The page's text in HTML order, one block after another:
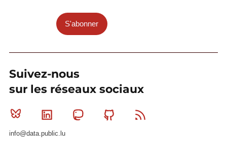
S'abonner
Suivez-nous
sur les réseaux sociaux
Bluesky Linkedin MastodonGithub
info@data.public.lu